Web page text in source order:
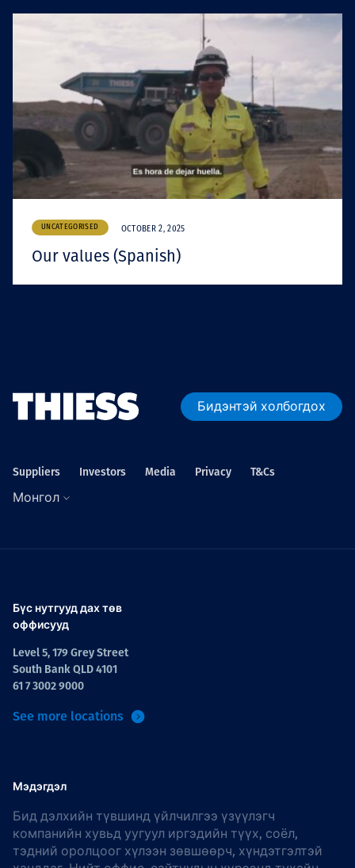
UNCATEGORISED OCTOBER 2, 2025
Our values (Spanish)
Бидэнтэй холбогдох
Suppliers Investors Media Privacy T&Cs
Монгол
Бүс нутгууд дах төв
оффисууд
Level 5, 179 Grey Street
South Bank QLD 4101
61 7 3002 9000
See more locations
Мэдэгдэл
Бид дэлхийн түвшинд үйлчилгээ үзүүлэгч
компанийн хувьд уугуул иргэдийн түүх, соёл,
тэдний оролцоог хүлээн зөвшөөрч, хүндэтгэлтэй